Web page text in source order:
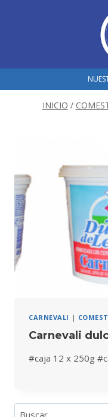
INICIO /
CARNEVALI |
Carnevali
#caja 12 x 250g
Buscar: